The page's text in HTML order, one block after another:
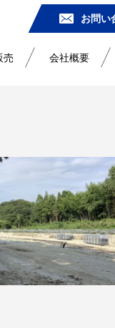
お問い
売 会社概要